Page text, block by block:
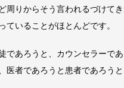
周りからそう言われるづけて
ていることがほとんどです。
であろうと、カウンセラーで
医者であろうと患者であろう